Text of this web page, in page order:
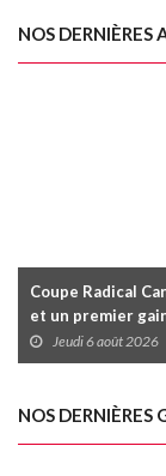
NOS DERNIÈRES
Coupe Radical
et un premier
Jeudi 6 août 2026
NOS DERNIÈRES